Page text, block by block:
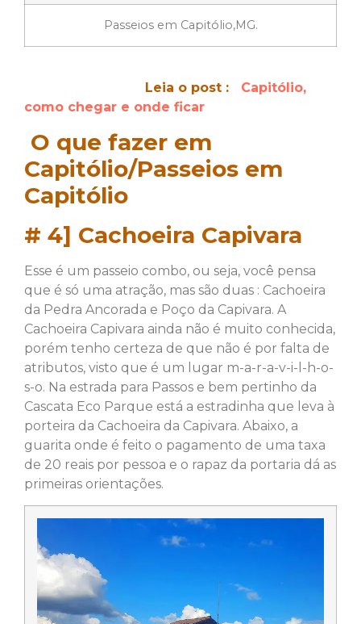
Passeios em Capitólio,MG.
Leia o post : Capitólio,
como chegar e onde ficar
O que fazer em
Capitólio/Passeios em
Capitólio
# 4] Cachoeira Capivara
Esse é um passeio combo, ou seja, você pensa
que é só uma atração, mas são duas : Cachoeira
da Pedra Ancorada e Poço da Capivara. A
Cachoeira Capivara ainda não é muito conhecida,
porém tenho certeza de que não é por falta de
atributos, visto que é um lugar m-a-r-a-v-i-l-h-o-
s-o. Na estrada para Passos e bem pertinho da
Cascata Eco Parque está a estradinha que leva à
porteira da Cachoeira da Capivara. Abaixo, a
guarita onde é feito o pagamento de uma taxa
de 20 reais por pessoa e o rapaz da portaria dá as
primeiras orientações.